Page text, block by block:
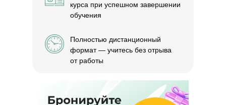
курса при успешном завершении
обучения
Полностью дистанционный
формат — учитесь без отрыва
от работы